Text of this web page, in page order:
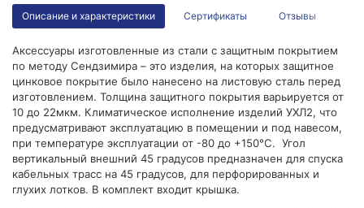
Описание и характеристики Сертификаты Отзывы
Аксессуары изготовленные из стали с защитным покрытием
по методу Сендзимира – это изделия, на которых защитное
цинковое покрытие было нанесено на листовую сталь перед
изготовлением. Толщина защитного покрытия варьируется от
10 до 22мкм. Климатическое исполнение изделий УХЛ2, что
предусматривают эксплуатацию в помещении и под навесом,
при температуре эксплуатации от -80 до +150°С. Угол
вертикальный внешний 45 градусов предназначен для спуска
кабельных трасс на 45 градусов, для перфорированных и
глухих лотков. В комплект входит крышка.